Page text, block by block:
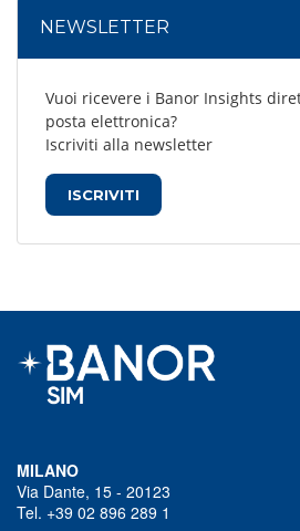
NEWSLETTER
Vuoi ricevere i Banor Insights
posta elettronica?
Iscriviti alla newsletter
ISCRIVITI
MILANO
Via Dante, 15 - 20123
Tel. +39 02 896 289 1